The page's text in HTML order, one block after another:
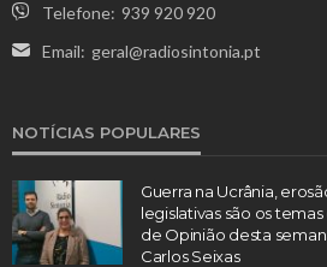
Telefone: 939 920 920
Email: geral@radiosintonia.pt
NOTÍCIAS POPULARES
Guerra na Ucrânia,
legislativas são os
de Opinião desta
Carlos Seixas